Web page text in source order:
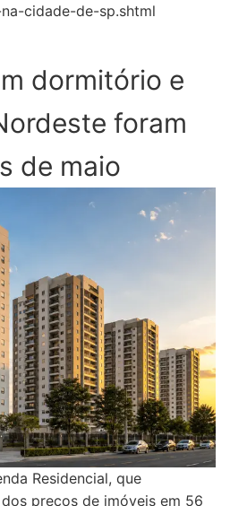
cidade-de-sp.shtml
dormitório e
foram
de maio
Residencial, que
preços de imóveis em 56